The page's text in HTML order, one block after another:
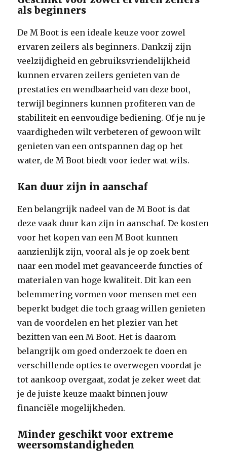
als beginners
De M Boot is een ideale keuze voor zowel
ervaren zeilers als beginners. Dankzij zijn
veelzijdigheid en gebruiksvriendelijkheid
kunnen ervaren zeilers genieten van de
prestaties en wendbaarheid van deze boot,
terwijl beginners kunnen profiteren van de
stabiliteit en eenvoudige bediening. Of je nu je
vaardigheden wilt verbeteren of gewoon wilt
genieten van een ontspannen dag op het
water, de M Boot biedt voor ieder wat wils.
Kan duur zijn in aanschaf
Een belangrijk nadeel van de M Boot is dat
deze vaak duur kan zijn in aanschaf. De kosten
voor het kopen van een M Boot kunnen
aanzienlijk zijn, vooral als je op zoek bent
naar een model met geavanceerde functies of
materialen van hoge kwaliteit. Dit kan een
belemmering vormen voor mensen met een
beperkt budget die toch graag willen genieten
van de voordelen en het plezier van het
bezitten van een M Boot. Het is daarom
belangrijk om goed onderzoek te doen en
verschillende opties te overwegen voordat je
tot aankoop overgaat, zodat je zeker weet dat
je de juiste keuze maakt binnen jouw
financiële mogelijkheden.
Minder geschikt voor extreme
weersomstandigheden